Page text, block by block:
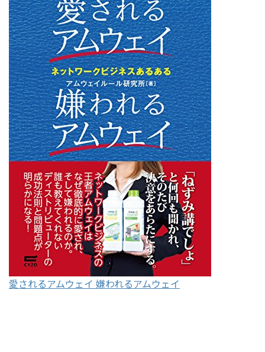
愛されるアムウェイ 嫌われるアムウェイ